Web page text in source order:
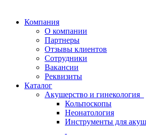
Компания
О компании
Партнеры
Отзывы клиентов
Сотрудники
Вакансии
Реквизиты
Каталог
Акушерство и гинекология
Кольпоскопы
Неонатология
Инструменты для